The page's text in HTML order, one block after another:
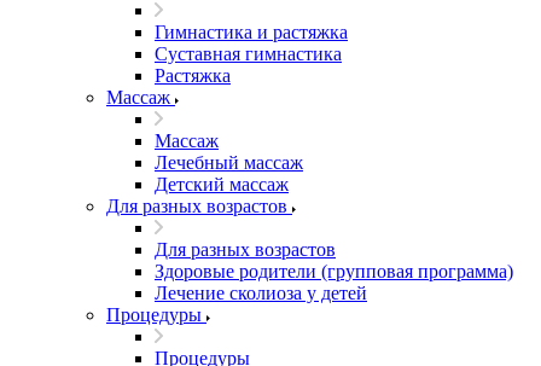
Гимнастика и растяжка
Суставная гимнастика
Растяжка
Массаж
Массаж
Лечебный массаж
Детский массаж
Для разных возрастов
Для разных возрастов
Здоровые родители (групповая программа)
Лечение сколиоза у детей
Процедуры
Процедуры